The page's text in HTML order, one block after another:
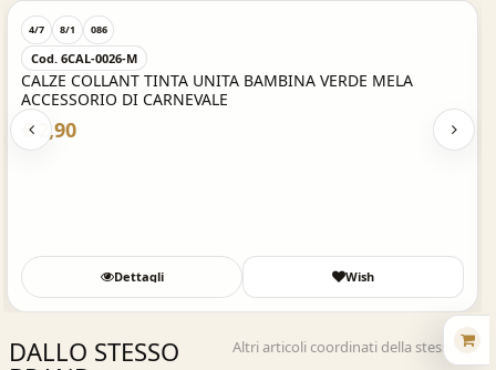
4/7 8/1 086
Cod. 6CAL-0026-M
CALZE COLLANT TINTA UNITA BAMBINA VERDE MELA
ACCESSORIO DI CARNEVALE
€ 2,90
Dettagli Wish
DALLO STESSO
Altri articoli coordinati della stessa